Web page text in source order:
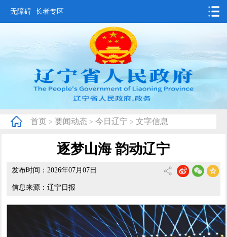
无障碍 长者专区
要闻动态
政务公开
互动交流
数据发布
省情概况
首页 > 要闻动态 > 今日辽宁 > 文字信息
逐梦山海 韵动辽宁
发布时间：2026年07月07日
信息来源：辽宁日报